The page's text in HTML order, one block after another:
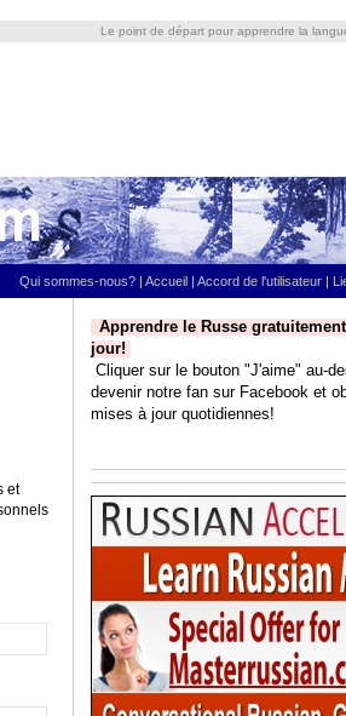
Le point de départ pour apprendre la
Qui sommes-nous? | Accueil | Accord de l'utilisateur |
et
Apprendre le Russe
jour!
Cliquer sur le bouton "J'aime" au-
devenir notre fan sur Facebook et
mises à jour quotidiennes!